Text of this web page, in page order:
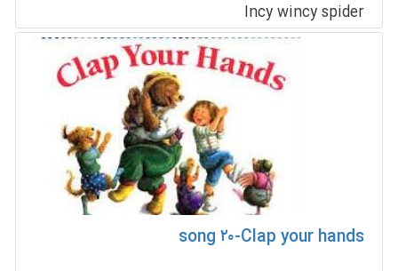
Incy wincy spider
song ۲۰-Clap your hands